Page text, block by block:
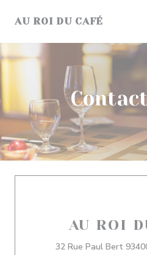
AU ROI DU CAFÉ
AU ROI
32 Rue Paul Bert